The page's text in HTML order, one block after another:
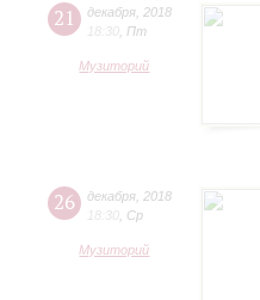
21 декабря 2018
18:30 Пт
Музиторий
26 декабря 2018
18:30 Ср
Музиторий